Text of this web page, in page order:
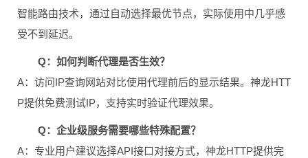
智能路由技术，通过自动选择最优节点，实际使用中几乎感
受不到延迟。
Q：如何判断代理是否生效？
A：访问IP查询网站对比使用代理前后的显示结果。神龙HTT
P提供免费测试IP，支持实时验证代理效果。
Q：企业级服务需要哪些特殊配置？
A：专业用户建议选择API接口对接方式，神龙HTTP提供完